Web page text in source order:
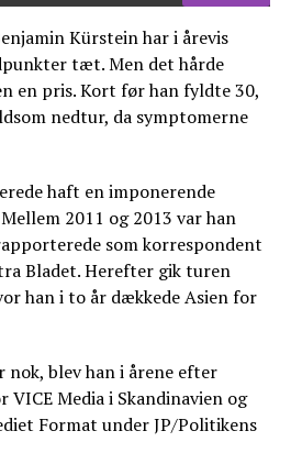
Kürstein har i årevis
tæt. Men det hårde
en pris. Kort før han fyldte 30,
nedtur, da symptomerne
haft en imponerende
2011 og 2013 var han
som korrespondent
Bladet. Herefter gik turen
han i to år dækkede Asien for
nok, blev han i årene efter
Media i Skandinavien og
Format under JP/Politikens